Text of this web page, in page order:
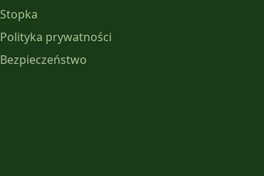
Stopka
Polityka prywatności
Bezpieczeństwo